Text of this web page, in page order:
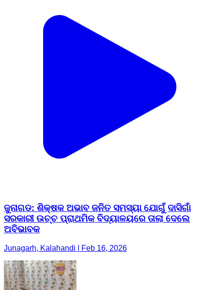
ଜୁନାଗଡ: ଶିକ୍ଷକ ଅଭାବ ଜନିତ ସମସ୍ୟା ଯୋଗୁଁ ଦାସିଗାଁ
ସରକାରୀ ଉଚ୍ଚ ପ୍ରାଥମିକ ବିଦ୍ୟାଳୟରେ ତାଲା ଦେଲେ
ଅବିଭାବକ
Junagarh, Kalahandi | Feb 16, 2026